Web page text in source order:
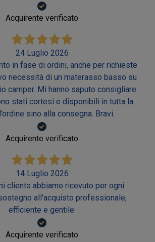
Acquirente verificato
24 Luglio 2026
in fase di ordini, anche per richieste
necessità di un materasso basso su
camper. Mi hanno saputo consigliare
stati cortesi e disponibili in tutta la
sino alla consegna. Bravi.
Acquirente verificato
14 Luglio 2026
cliento abbiamo ricevuto per ogni
all'acquisto professionale,
efficiente e gentile.
Acquirente verificato